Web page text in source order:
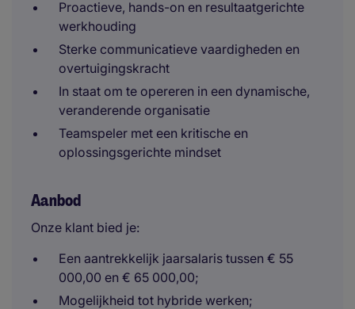
Proactieve, hands-on en resultaatgerichte
werkhouding
Sterke communicatieve vaardigheden en
overtuigingskracht
In staat om te opereren in een dynamische,
veranderende organisatie
Teamspeler met een kritische en
oplossingsgerichte mindset
Aanbod
Onze klant bied je:
Een aantrekkelijk jaarsalaris tussen € 55
000,00 en € 65 000,00;
Mogelijkheid tot hybride werken;